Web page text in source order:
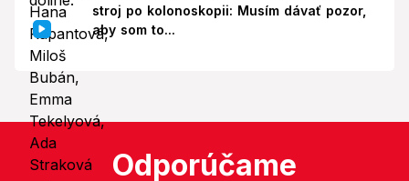
stroj po kolonoskopii: Musím dávať pozor,
aby som to...
Odporúčame